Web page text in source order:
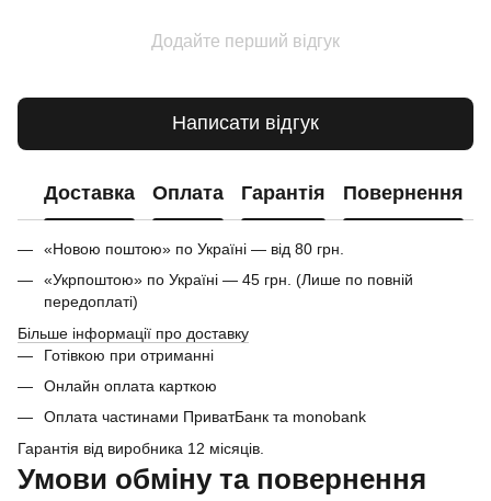
Додайте перший відгук
Написати відгук
Доставка Оплата Гарантія Повернення
«Новою поштою» по Україні — від 80 грн.
«Укрпоштою» по Україні — 45 грн. (Лише по повній
передоплаті)
Більше інформації про доставку
Готівкою при отриманні
Онлайн оплата карткою
Оплата частинами ПриватБанк та monobank
Гарантія від виробника 12 місяців.
Умови обміну та повернення